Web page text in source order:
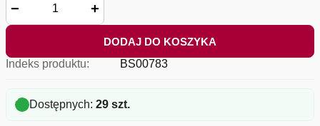
− +
DODAJ DO KOSZYKA
Indeks produktu:
BS00783
Dostępnych: 29 szt.